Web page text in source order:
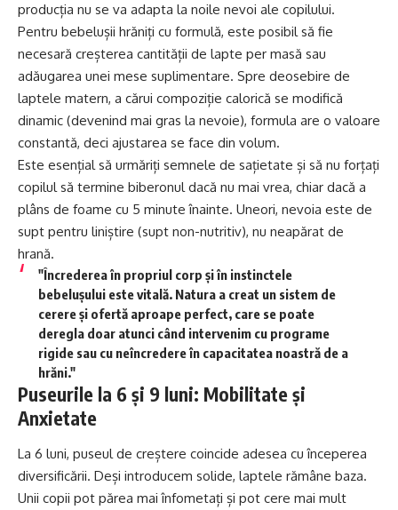
producția nu se va adapta la noile nevoi ale copilului.
Pentru bebelușii hrăniți cu formulă, este posibil să fie
necesară creșterea cantității de lapte per masă sau
adăugarea unei mese suplimentare. Spre deosebire de
laptele matern, a cărui compoziție calorică se modifică
dinamic (devenind mai gras la nevoie), formula are o valoare
constantă, deci ajustarea se face din volum.
Este esențial să urmăriți semnele de sațietate și să nu forțați
copilul să termine biberonul dacă nu mai vrea, chiar dacă a
plâns de foame cu 5 minute înainte. Uneori, nevoia este de
supt pentru liniștire (supt non-nutritiv), nu neapărat de
hrană.
"Încrederea în propriul corp și în instinctele
bebelușului este vitală. Natura a creat un sistem de
cerere și ofertă aproape perfect, care se poate
deregla doar atunci când intervenim cu programe
rigide sau cu neîncredere în capacitatea noastră de a
hrăni."
Puseurile la 6 și 9 luni: Mobilitate și
Anxietate
La 6 luni, puseul de creștere coincide adesea cu începerea
diversificării. Deși introducem solide, laptele rămâne baza.
Unii copii pot părea mai înfometați și pot cere mai mult